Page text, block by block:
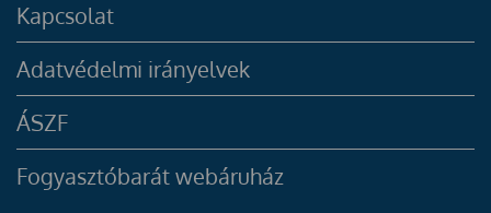
Kapcsolat
Adatvédelmi irányelvek
ÁSZF
Fogyasztóbarát webáruház